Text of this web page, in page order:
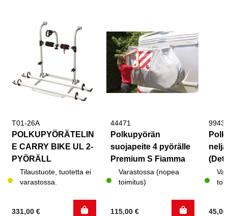
T01-26A
POLKUPYÖRÄTELIN
E CARRY BIKE UL 2-
PYÖRÄLL
Tilaustuote, tuotetta ei
varastossa.
331,00 €
44471
Polkupyörän
suojapeite 4 pyörälle
Premium S Fiamma
Varastossa (nopea
toimitus)
115,00 €